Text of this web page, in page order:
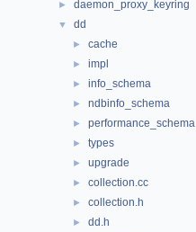
► daemon_proxy_keyring
▼ dd
► cache
► impl
► info_schema
► ndbinfo_schema
► performance_schema
► types
► upgrade
► collection.cc
► collection.h
► dd.h